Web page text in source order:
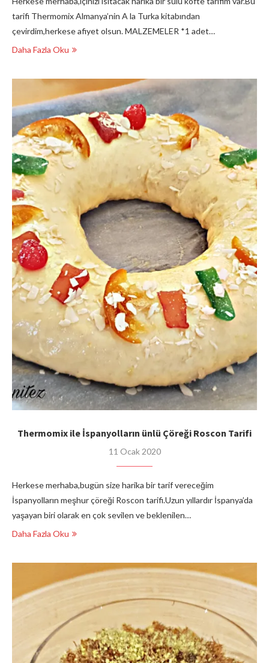
tarifi Thermomix Almanya’nin A la Turka kitabından
çevirdim,herkese afiyet olsun. MALZEMELER *1 adet…
Daha Fazla Oku
Thermomix ile İspanyolların ünlü Çöreği Roscon Tarifi
11 Ocak 2020
Herkese merhaba,bugün size harika bir tarif vereceğim
İspanyolların meşhur çöreği Roscon tarifi.Uzun yıllardır İspanya’da
yaşayan biri olarak en çok sevilen ve beklenilen…
Daha Fazla Oku